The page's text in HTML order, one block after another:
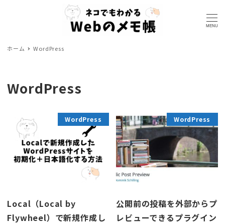
MENU
ホーム WordPress
WordPress
WordPress
Local（Local by
Flywheel）で新規作成し
WordPress
公開前の投稿を外部からプ
レビューできるプラグイン